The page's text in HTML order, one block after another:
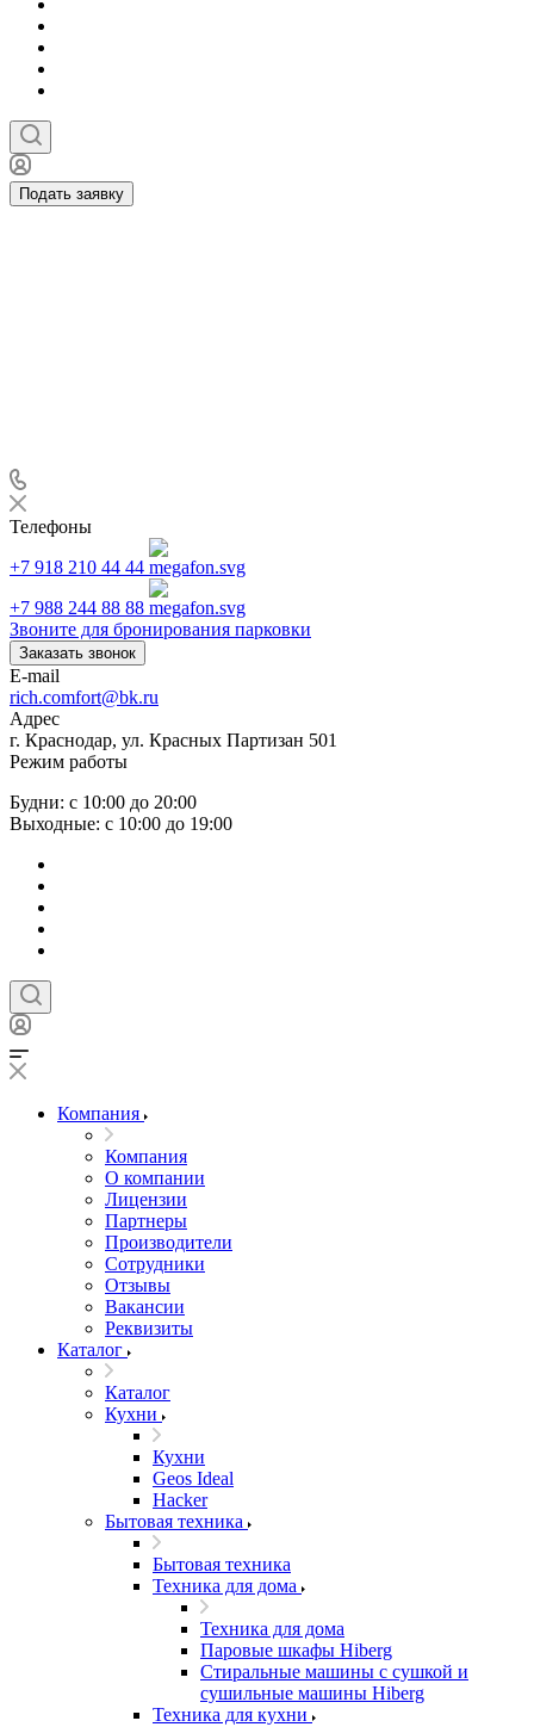
Подать заявку
Телефоны
+7 918 210 44 44
+7 988 244 88 88
Звоните для бронирования парковки
Заказать звонок
E-mail
rich.comfort@bk.ru
Адрес
г. Краснодар, ул. Красных Партизан 501
Режим работы
Будни: с 10:00 до 20:00
Выходные: с 10:00 до 19:00
Компания
Компания
О компании
Лицензии
Партнеры
Производители
Сотрудники
Отзывы
Вакансии
Реквизиты
Каталог
Каталог
Кухни
Кухни
Geos Ideal
Hacker
Бытовая техника
Бытовая техника
Техника для дома
Техника для дома
Паровые шкафы Hiberg
Стиральные машины с сушкой и
сушильные машины Hiberg
Техника для кухни